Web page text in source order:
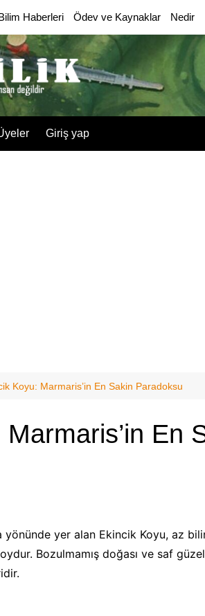
Haberleri Ödev ve Kaynaklar Nedir
Giriş yap
Koyu: Marmaris’in En Sakin Paradoksu
En
yönünde yer alan Ekincik Koyu, az
Bozulmamış doğası ve saf